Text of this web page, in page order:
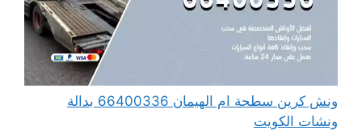
ونش كرين سطحة ام الهيمان 66400336 بدالة
ونشات الكويت